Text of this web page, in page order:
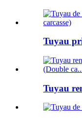
Tuyau
Tuyau